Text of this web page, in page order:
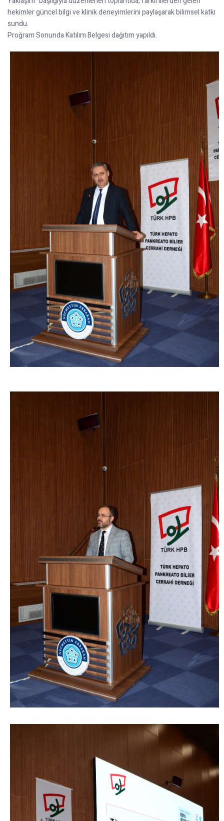
hekimler güncel bilgi ve klinik deneyimlerini paylaşarak bilimsel katkı
sundu.
Proğram Sonunda Katılım Belgesi dağıtım yapıldı.